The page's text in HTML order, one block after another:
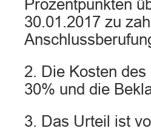
Prozentpunkten
30.01.2017 zu
2. Die Kosten
30% und die
3. Das Urteil ist